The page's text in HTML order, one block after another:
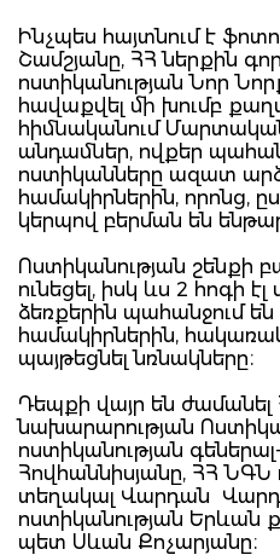
Ինչպես հայտնում է
Շամշյանը, ՀՀ ներքին
ոստիկանության Նոր
հավաքվել մի խումբ
հիմնականում
անդամներ, ովքեր
ոստիկանները ազատ
համակիրներին, որոնց,
կերպով բերման են
Ոստիկանության շենքի
ունեցել, իսկ ևս 2 հոգի
ձեռքերին պահանջում են
համակիրներին,
պայթեցնել նռնակները։
Դեպքի վայր են ժամանել
նախարարության
ոստիկանության
Հովհաննիսյանը, ՀՀ
տեղակալ Վարդան
ոստիկանության Երևան
պետ Սևան Քոչարյանը։